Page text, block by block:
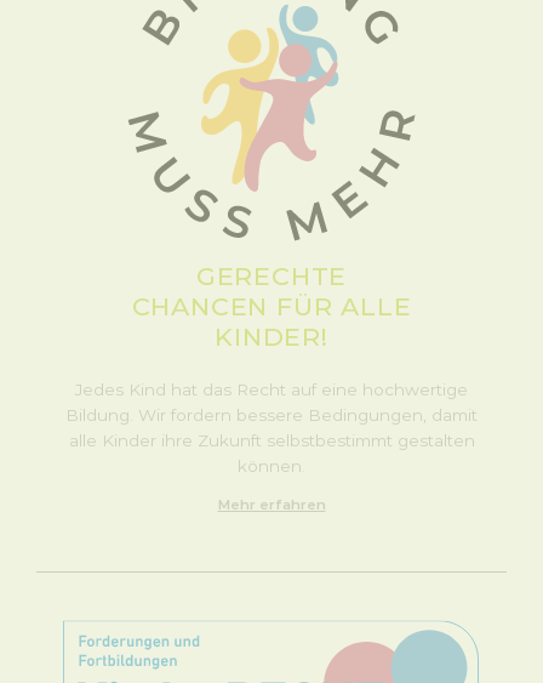
GERECHTE
CHANCEN FÜR ALLE
KINDER!
Jedes Kind hat das Recht auf eine hochwertige
Bildung. Wir fordern bessere Bedingungen, damit
alle Kinder ihre Zukunft selbstbestimmt gestalten
können.
Mehr erfahren